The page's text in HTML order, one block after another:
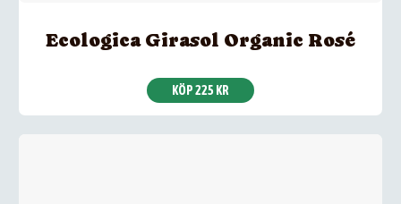
Ecologica Girasol Organic Rosé
KÖP 225 KR